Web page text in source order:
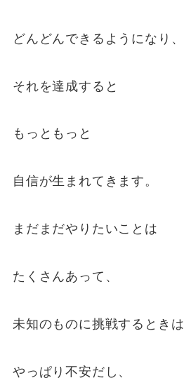
どんどんできるようになり、
それを達成すると
もっともっと
自信が生まれてきます。
まだまだやりたいことは
たくさんあって、
未知のものに挑戦するときは
やっぱり不安だし、